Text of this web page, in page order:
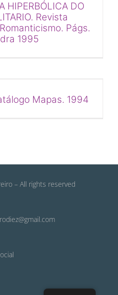
HIPERBÓLICA DO
Revista
Págs.
1995
Mapas. 1994
– All rights reserved